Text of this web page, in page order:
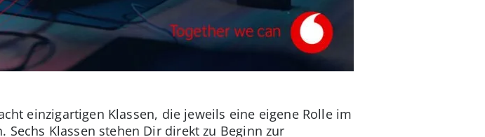
einzigartigen Klassen, die jeweils eine eigene Rolle im
Klassen stehen Dir direkt zu Beginn zur